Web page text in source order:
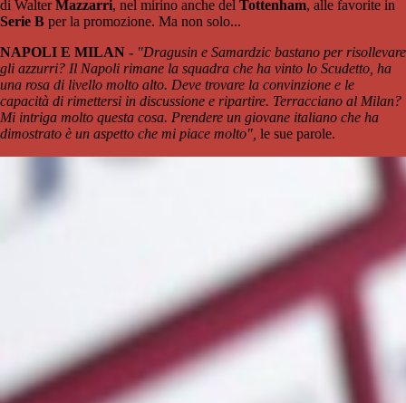
di WalterMazzarri, nel mirino anche del Tottenham, alle favorite in
Serie B per la promozione. Ma non solo...
NAPOLI E MILAN - "Dragusin e Samardzic bastano per risollevare
gli azzurri? Il Napoli rimane la squadra che ha vinto lo Scudetto, ha
una rosa di livello molto alto. Deve trovare la convinzione e le
capacità di rimettersi in discussione e ripartire. Terracciano al Milan?
Mi intriga molto questa cosa. Prendere un giovane italiano che ha
dimostrato è un aspetto che mi piace molto", le sue parole.